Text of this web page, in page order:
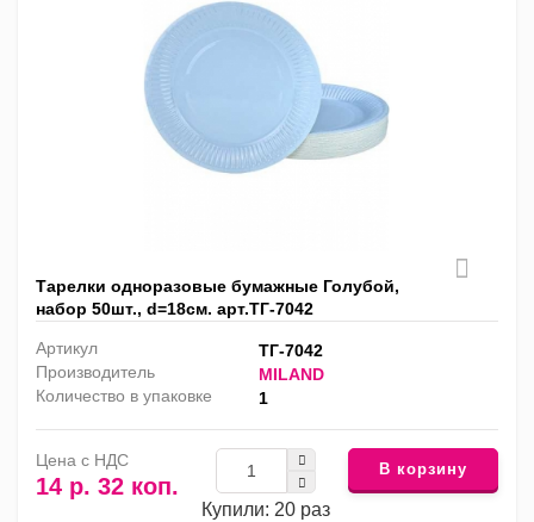
Тарелки одноразовые бумажные Голубой,
набор 50шт., d=18см. арт.ТГ-7042
Артикул
ТГ-7042
Производитель
MILAND
Количество в упаковке
1
Цена с НДС
14 р. 32 коп.
Купили: 20 раз
В корзину